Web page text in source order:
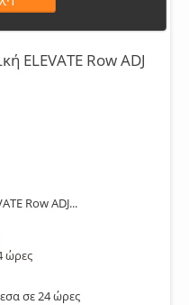
ELEVATE Row ADJ
Row ADJ...
ώρες
σε 24 ώρες